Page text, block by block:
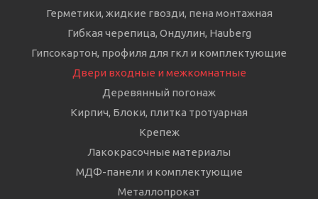
Герметики, жидкие гвозди, пена монтажная
Гибкая черепица, Ондулин, Hauberg
Гипсокартон, профиля для гкл и комплектующие
Двери входные и межкомнатные
Деревянный погонаж
Кирпич, Блоки, плитка тротуарная
Крепеж
Лакокрасочные материалы
МДФ-панели и комплектующие
Металлопрокат